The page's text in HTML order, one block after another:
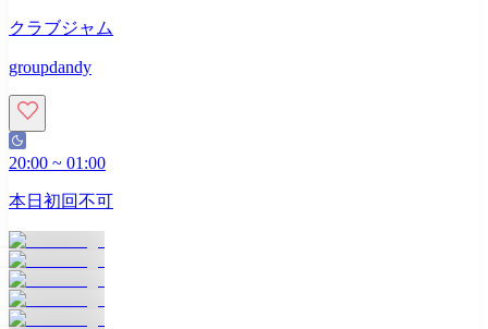
クラブジャム
groupdandy
20:00 ~ 01:00
本日初回不可